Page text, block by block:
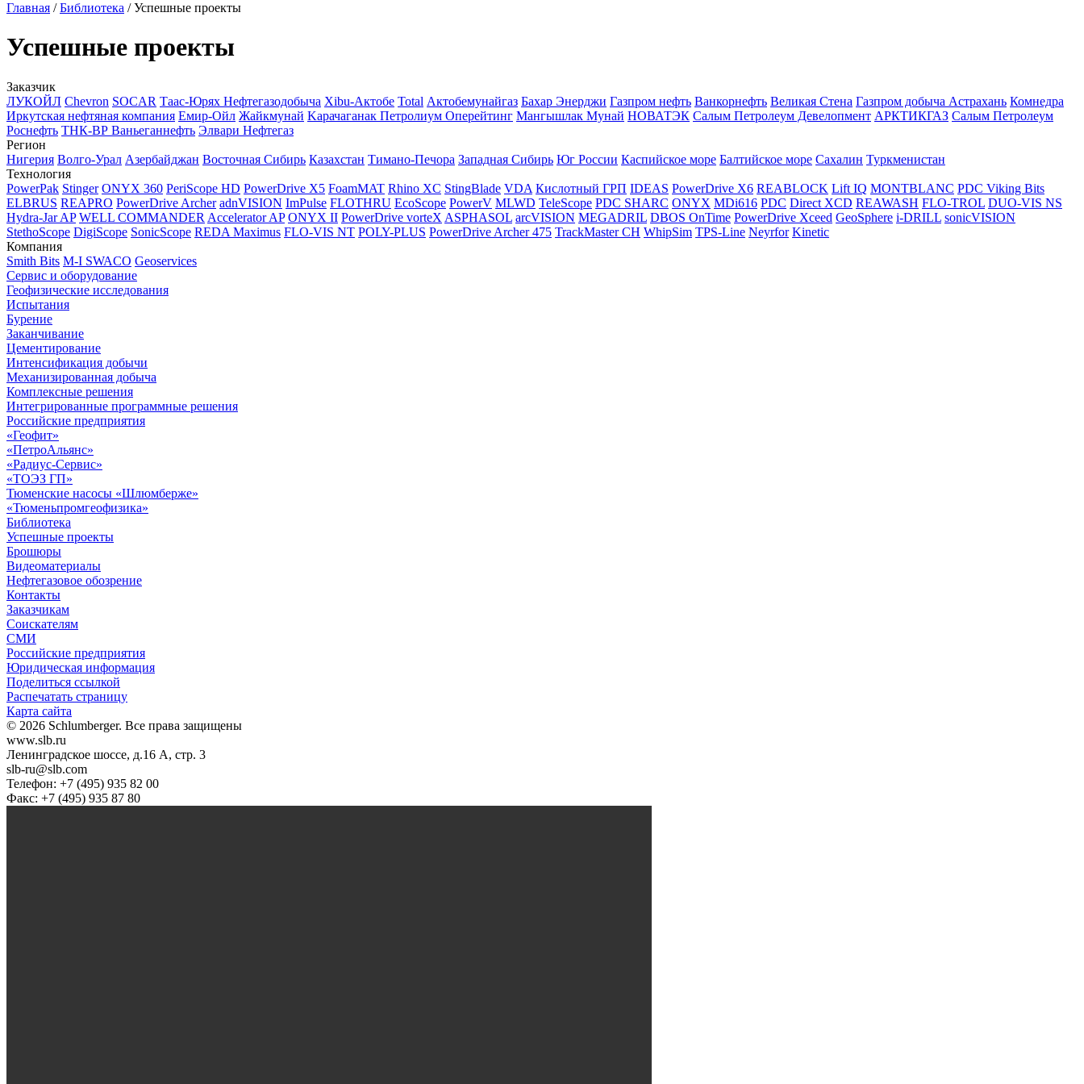
Главная /Библиотека /Успешные проекты
Успешные проекты
Заказчик
ЛУКОЙЛ Chevron SOCAR Таас-Юрях Нефтегазодобыча Xibu-Актобе Total Актобемунайгаз Бахар Энерджи Газпром нефть Ванкорнефть Великая Стена Газпром добыча Астрахань Комнедра
Иркутская нефтяная компания Емир-Ойл Жайкмунай Kарачаганак Петролиум Оперейтинг Мангышлак Мунай НОВАТЭК Салым Петролеум Девелопмент АРКТИКГАЗ Салым Петролеум
Роснефть ТНК-ВР Ваньеганнефть Элвари Нефтегаз
Регион
Нигерия Волго-Урал Азербайджан Восточная Сибирь Казахстан Тимано-Печора Западная Сибирь Юг России Каспийское море Балтийское море Сахалин Туркменистан
Технология
PowerPak Stinger ONYX 360 PeriScope HD PowerDrive X5 FoamMAT Rhino XC StingBlade VDA Кислотный ГРП IDEAS PowerDrive X6 REABLOCK Lift IQ MONTBLANC PDC Viking Bits
ELBRUS REAPRO PowerDrive Archer adnVISION ImPulse FLOTHRU EcoScope PowerV MLWD TeleScope PDC SHARC ONYX MDi616 PDC Direct XCD REAWASH FLO-TROL DUO-VIS NS
Hydra-Jar AP WELL COMMANDER Accelerator AP ONYX II PowerDrive vorteX ASPHASOL arcVISION MEGADRIL DBOS OnTime PowerDrive Xceed GeoSphere i-DRILL sonicVISION
StethoScope DigiScope SonicScope REDA Maximus FLO-VIS NT POLY-PLUS PowerDrive Archer 475 TrackMaster CH WhipSim TPS-Line Neyrfor Kinetic
Компания
Smith Bits M-I SWACO Geoservices
Сервис и оборудование
Геофизические исследования
Испытания
Бурение
Заканчивание
Цементирование
Интенсификация добычи
Механизированная добыча
Комплексные решения
Интегрированные программные решения
Российские предприятия
«Геофит»
«ПетроАльянс»
«Радиус-Сервис»
«ТОЭЗ ГП»
Тюменские насосы «Шлюмберже»
«Тюменьпромгеофизика»
Библиотека
Успешные проекты
Брошюры
Видеоматериалы
Нефтегазовое обозрение
Контакты
Заказчикам
Соискателям
СМИ
Российские предприятия
Юридическая информация
Поделиться ссылкой
Распечатать страницу
Карта сайта
© 2026 Schlumberger. Все права защищены
www.slb.ru
Ленинградское шоссе, д.16 А, стр. 3
slb-ru@slb.com
Телефон: +7 (495) 935 82 00
Факс: +7 (495) 935 87 80